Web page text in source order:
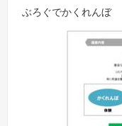
ぶろぐでかくれんぼ